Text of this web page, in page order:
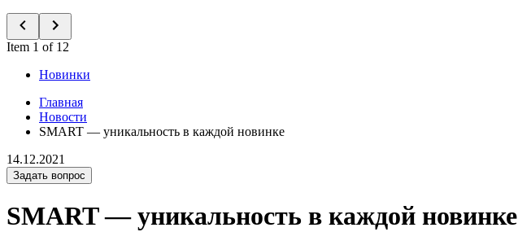
Item 1 of 12
Новинки
Главная
Новости
SMART — уникальность в каждой новинке
14.12.2021
Задать вопрос
SMART — уникальность в каждой новинке